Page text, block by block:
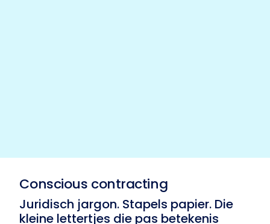
Conscious contracting
Juridisch jargon. Stapels papier. Die
kleine lettertjes die pas betekenis